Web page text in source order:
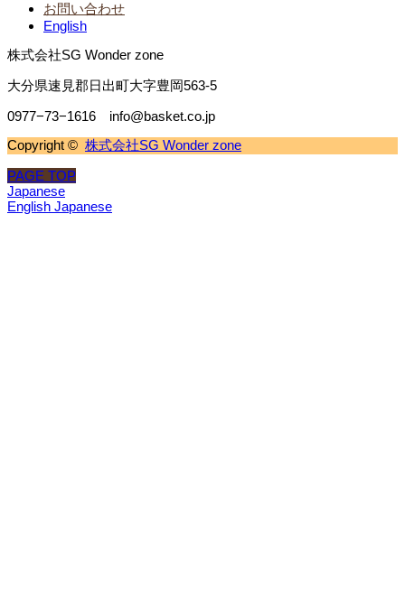
お問い合わせ
English
株式会社SG Wonder zone
大分県速見郡日出町大字豊岡563-5
0977−73−1616 info@basket.co.jp
Copyright © 株式会社SG Wonder zone
PAGE TOP
Japanese
English Japanese